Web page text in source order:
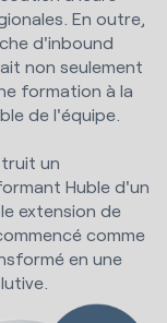
En outre,
d'inbound
non seulement
formation à la
de l'équipe.
un
Huble d'un
extension de
comme
en une